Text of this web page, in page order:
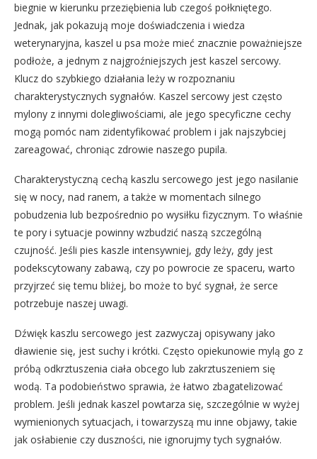
biegnie w kierunku przeziębienia lub czegoś połkniętego.
Jednak, jak pokazują moje doświadczenia i wiedza
weterynaryjna, kaszel u psa może mieć znacznie poważniejsze
podłoże, a jednym z najgroźniejszych jest kaszel sercowy.
Klucz do szybkiego działania leży w rozpoznaniu
charakterystycznych sygnałów. Kaszel sercowy jest często
mylony z innymi dolegliwościami, ale jego specyficzne cechy
mogą pomóc nam zidentyfikować problem i jak najszybciej
zareagować, chroniąc zdrowie naszego pupila.
Charakterystyczną cechą kaszlu sercowego jest jego nasilanie
się w nocy, nad ranem, a także w momentach silnego
pobudzenia lub bezpośrednio po wysiłku fizycznym. To właśnie
te pory i sytuacje powinny wzbudzić naszą szczególną
czujność. Jeśli pies kaszle intensywniej, gdy leży, gdy jest
podekscytowany zabawą, czy po powrocie ze spaceru, warto
przyjrzeć się temu bliżej, bo może to być sygnał, że serce
potrzebuje naszej uwagi.
Dźwięk kaszlu sercowego jest zazwyczaj opisywany jako
dławienie się, jest suchy i krótki. Często opiekunowie mylą go z
próbą odkrztuszenia ciała obcego lub zakrztuszeniem się
wodą. Ta podobieństwo sprawia, że łatwo zbagatelizować
problem. Jeśli jednak kaszel powtarza się, szczególnie w wyżej
wymienionych sytuacjach, i towarzyszą mu inne objawy, takie
jak osłabienie czy duszności, nie ignorujmy tych sygnałów.